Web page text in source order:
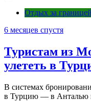
Отдых за границей
6 месяцев спустя
Туристам из
улететь в
В системах
в Турцию — в Анталью